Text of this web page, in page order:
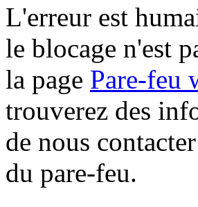
L'erreur est
le blocage n'est
la page Pare-feu
trouverez des
de nous
du pare-feu.